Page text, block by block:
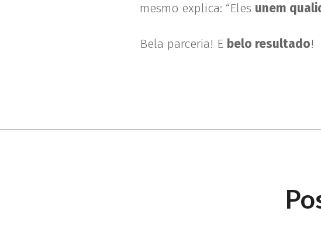
mesmo explica: “Eles unem
Bela parceria! E belo resultado!